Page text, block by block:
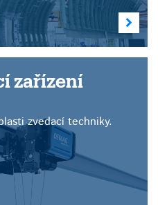
zařízení
zvedací techniky.